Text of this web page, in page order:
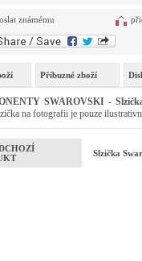
známému
Příbuzné zboží
SWAROVSKI -
na fotografii je pouze
Slzička